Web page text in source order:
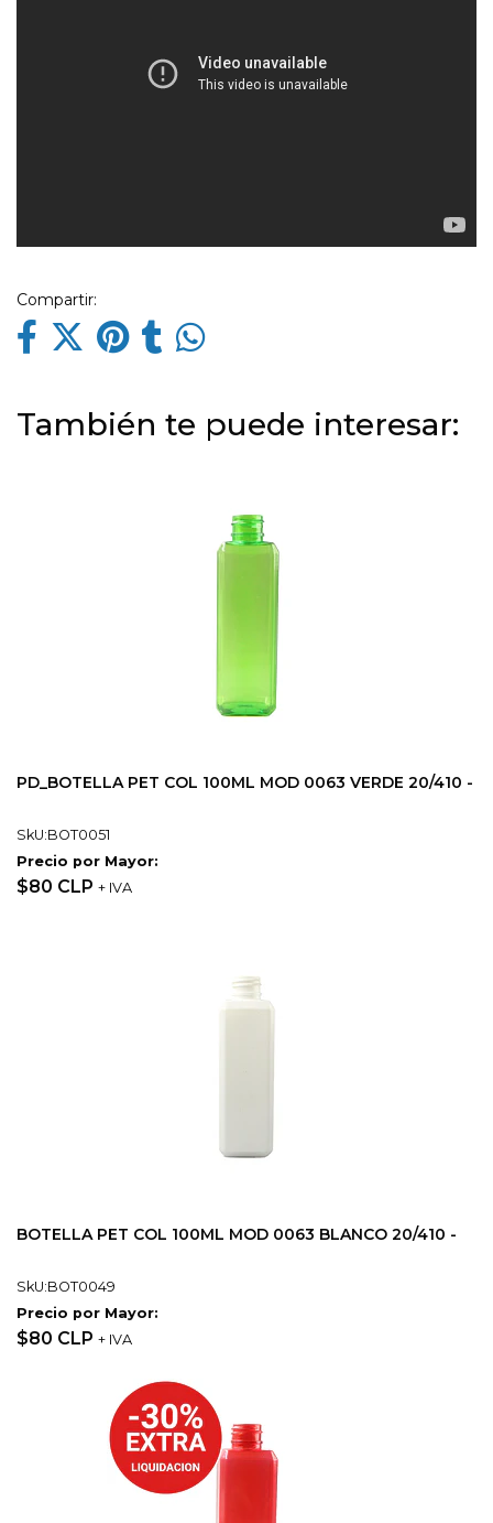
Compartir:
También te puede interesar:
PD_BOTELLA PET COL 100ML MOD 0063 VERDE 20/410 -
SkU:BOT0051
Precio por Mayor:
$80 CLP + IVA
BOTELLA PET COL 100ML MOD 0063 BLANCO 20/410 -
SkU:BOT0049
Precio por Mayor:
$80 CLP + IVA